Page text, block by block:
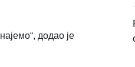
додао је